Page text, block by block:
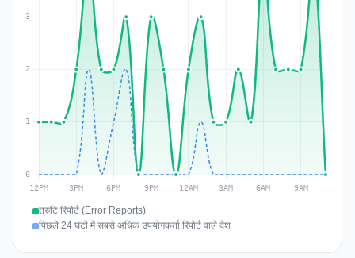
त्रुटि रिपोर्ट (Error Reports)
पिछले 24 घंटों में सबसे अधिक उपयोगकर्ता रिपोर्ट वाले देश